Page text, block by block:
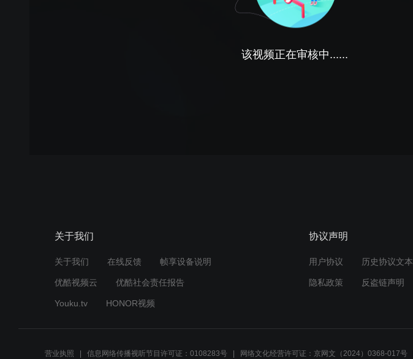
该视频正在审核中......
关于我们
关于我们 在线反馈 帧享设备说明
优酷视频云 优酷社会责任报告
Youku.tv HONOR视频
协议声明
用户协议 历史协议文本
隐私政策 反盗链声明
营业执照 信息网络传播视听节目许可证：0108283号 网络文化经营许可证：京网文（2024）0368-017号